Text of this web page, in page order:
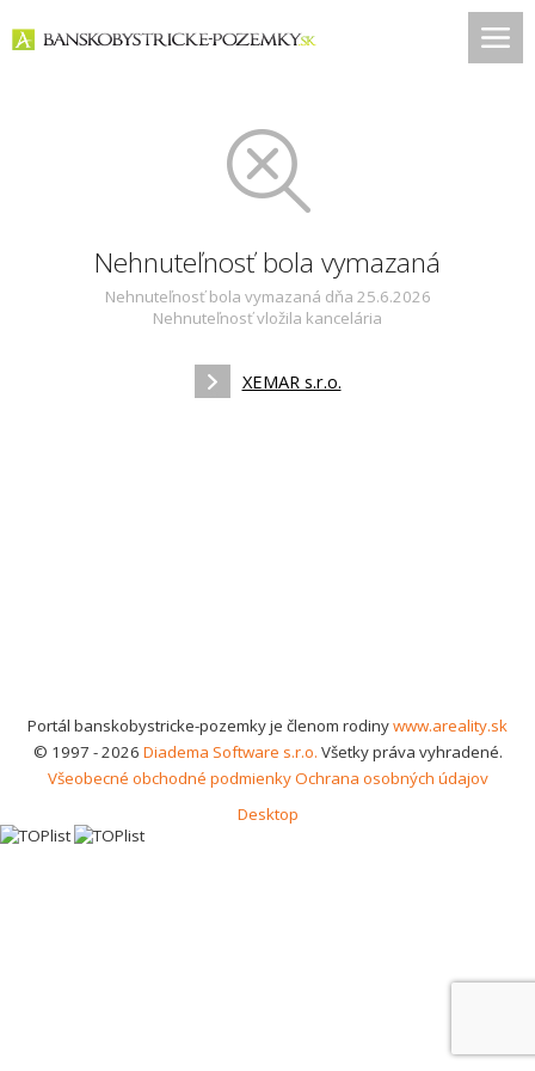
Nehnuteľnosť bola vymazaná
Nehnuteľnosť bola vymazaná dňa 25.6.2026
Nehnuteľnosť vložila kancelária
XEMAR s.r.o.
Portál banskobystricke-pozemky je členom rodinywww.areality.sk
© 1997 - 2026 Diadema Software s.r.o. Všetky práva vyhradené.
Všeobecné obchodné podmienkyOchrana osobných údajov
Desktop